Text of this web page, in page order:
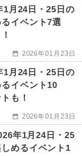
1月24日・25日の
るイベント7選
2026年01月23日
1月24日・25日の
イベント10
も！
2026年01月23日
年1月24日・25
めるイベント1